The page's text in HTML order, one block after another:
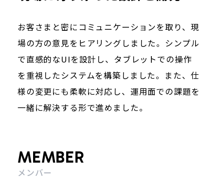
お客さまと密にコミュニケーションを取り、現
場の方の意見をヒアリングしました。シンプル
で直感的なUIを設計し、タブレットでの操作
を重視したシステムを構築しました。また、仕
様の変更にも柔軟に対応し、運用面での課題を
一緒に解決する形で進めました。
MEMBER
メンバー